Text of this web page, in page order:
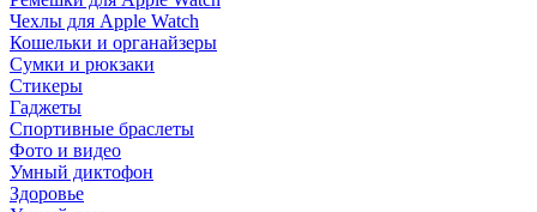
Чехлы для Apple Watch
Кошельки и органайзеры
Сумки и рюкзаки
Стикеры
Гаджеты
Спортивные браслеты
Фото и видео
Умный диктофон
Здоровье